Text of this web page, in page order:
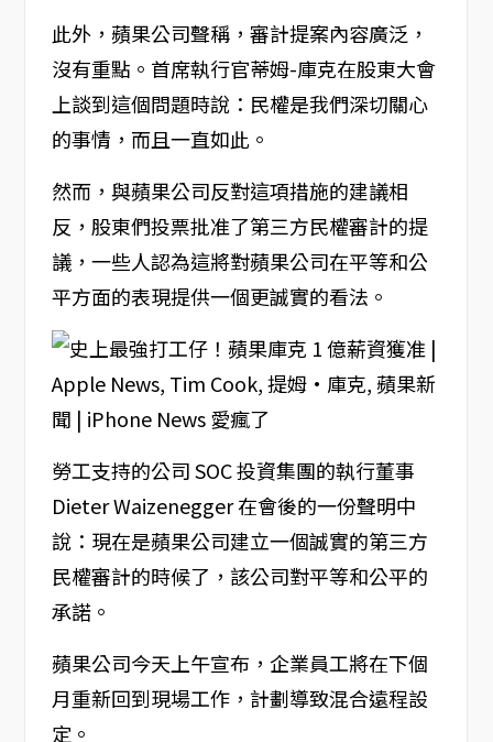
此外，蘋果公司聲稱，審計提案內容廣泛，
沒有重點。首席執行官蒂姆-庫克在股東大會
上談到這個問題時說：民權是我們深切關心
的事情，而且一直如此。
然而，與蘋果公司反對這項措施的建議相
反，股東們投票批准了第三方民權審計的提
議，一些人認為這將對蘋果公司在平等和公
平方面的表現提供一個更誠實的看法。
勞工支持的公司 SOC 投資集團的執行董事
Dieter Waizenegger 在會後的一份聲明中
說：現在是蘋果公司建立一個誠實的第三方
民權審計的時候了，該公司對平等和公平的
承諾。
蘋果公司今天上午宣布，企業員工將在下個
月重新回到現場工作，計劃導致混合遠程設
定。